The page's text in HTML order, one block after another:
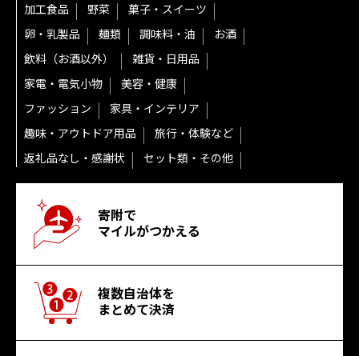
加工食品
野菜
菓子・スイーツ
卵・乳製品
麺類 調味料・油
お酒
飲料（お酒以外）
雑貨・日用品
家電・電気小物
美容・健康
ファッション
家具・インテリア
趣味・アウトドア用品
旅行・体験など
返礼品なし・感謝状
セット類・その他
寄附で
マイルがつかえる
複数自治体を
まとめて決済